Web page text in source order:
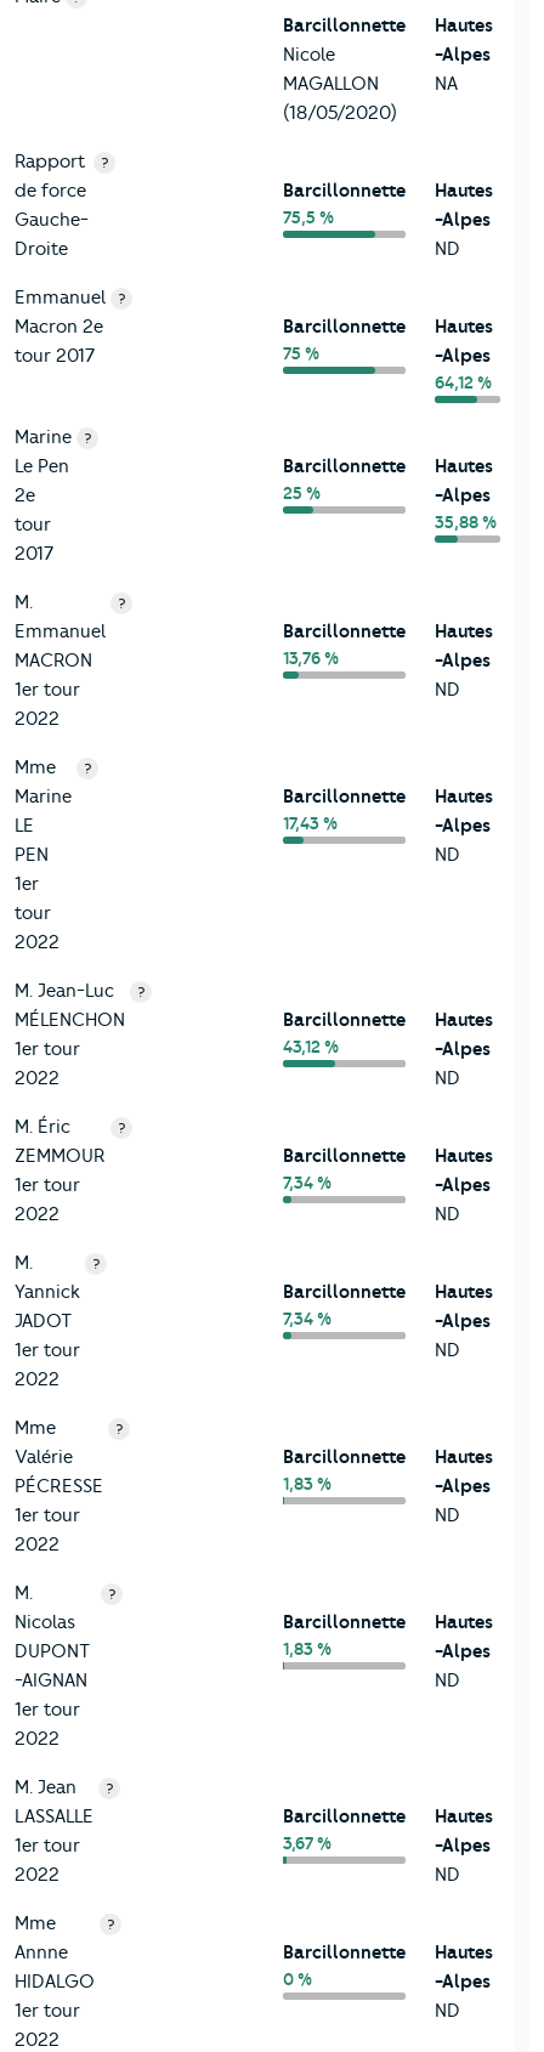
Barcillonnette
Nicole
MAGALLON
(18/05/2020)
Hautes
-Alpes
NA
Rapport
de force
Gauche-
Droite
?
Barcillonnette
75,5 %
Hautes
-Alpes
ND
Emmanuel
Macron 2e
tour 2017
?
Barcillonnette
75 %
Hautes
-Alpes
64,12 %
Marine
Le Pen
2e
tour
2017
?
Barcillonnette
25 %
Hautes
-Alpes
35,88 %
M.
Emmanuel
MACRON
1er tour
2022
?
Barcillonnette
13,76 %
Hautes
-Alpes
ND
Mme
Marine
LE
PEN
1er
tour
2022
?
Barcillonnette
17,43 %
Hautes
-Alpes
ND
M. Jean-Luc
MÉLENCHON
1er tour
2022
?
Barcillonnette
43,12 %
Hautes
-Alpes
ND
M. Éric
ZEMMOUR
1er tour
2022
?
Barcillonnette
7,34 %
Hautes
-Alpes
ND
M.
Yannick
JADOT
1er tour
2022
?
Barcillonnette
7,34 %
Hautes
-Alpes
ND
Mme
Valérie
PÉCRESSE
1er tour
2022
?
Barcillonnette
1,83 %
Hautes
-Alpes
ND
M.
Nicolas
DUPONT
-AIGNAN
1er tour
2022
?
Barcillonnette
1,83 %
Hautes
-Alpes
ND
M. Jean
LASSALLE
1er tour
2022
?
Barcillonnette
3,67 %
Hautes
-Alpes
ND
Mme
Annne
HIDALGO
1er tour
2022
?
Barcillonnette
0 %
Hautes
-Alpes
ND